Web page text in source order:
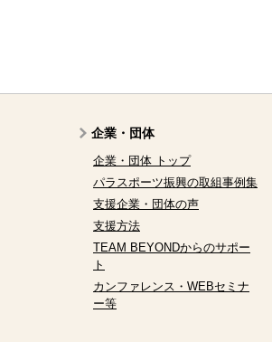
企業・団体
企業・団体 トップ
パラスポーツ振興の取組事例集
支援企業・団体の声
支援方法
TEAM BEYONDからのサポー
ト
カンファレンス・WEBセミナ
ー等